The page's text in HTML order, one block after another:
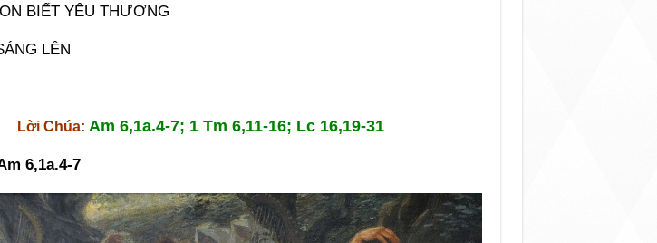
BIẾT YÊU THƯƠNG
LÊN
Lời Chúa: Am 6,1a.4-7; 1 Tm 6,11-16; Lc 16,19-31
6,1a.4-7